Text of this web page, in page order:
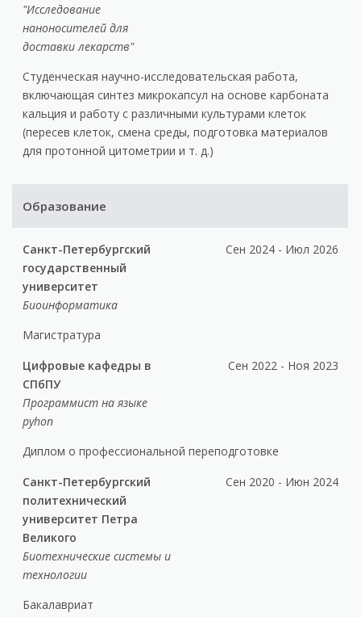
"Исследование
наноносителей для
доставки лекарств"
Студенческая научно-исследовательская работа,
включающая синтез микрокапсул на основе карбоната
кальция и работу с различными культурами клеток
(пересев клеток, смена среды, подготовка материалов
для протонной цитометрии и т. д.)
Образование
Санкт-Петербургский
государственный
университет
Биоинформатика
Сен 2024 - Июл 2026
Магистратура
Цифровые кафедры в
СПбПУ
Программист на языке
pyhon
Сен 2022 - Ноя 2023
Диплом о профессиональной переподготовке
Санкт-Петербургский
политехнический
университет Петра
Великого
Биотехнические системы и
технологии
Сен 2020 - Июн 2024
Бакалавриат